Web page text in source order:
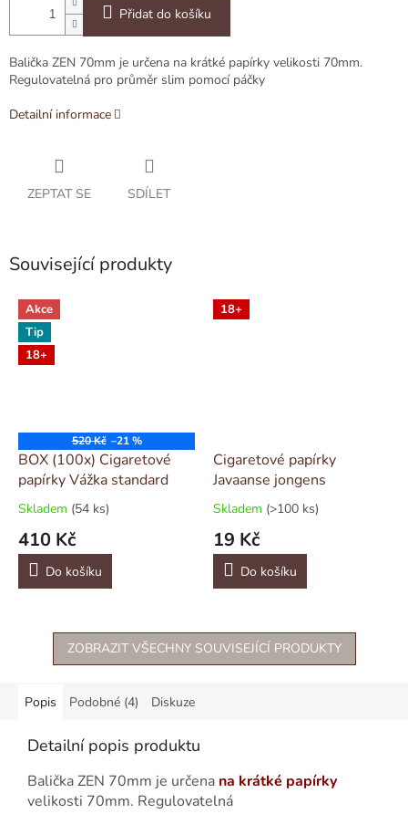
Přidat do košíku
Balička ZEN 70mm je určena na krátké papírky velikosti 70mm.
Regulovatelná pro průměr slim pomocí páčky
Detailní informace
ZEPTAT SE SDÍLET
Související produkty
Akce
Tip
18+
520 Kč –21 %
BOX (100x) Cigaretové
papírky Vážka standard
Skladem (54 ks)
410 Kč
Do košíku
18+
Cigaretové papírky
Javaanse jongens
Skladem (>100 ks)
19 Kč
Do košíku
ZOBRAZIT VŠECHNY SOUVISEJÍCÍ PRODUKTY
Popis Podobné (4) Diskuze
Detailní popis produktu
Balička ZEN 70mm je určena na krátké papírky
velikosti 70mm. Regulovatelná